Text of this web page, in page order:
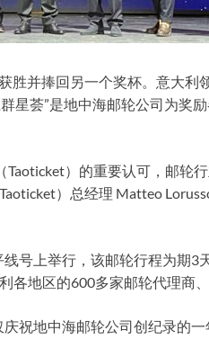
胜并捧回另一个奖杯。意大利
星荟”是地中海邮轮公司为奖
Taoticket）的重要认可，邮轮
）总经理 Matteo
号上举行，该邮轮行程为期3
地区的600多家邮轮代理商、
祝地中海邮轮公司创纪录的